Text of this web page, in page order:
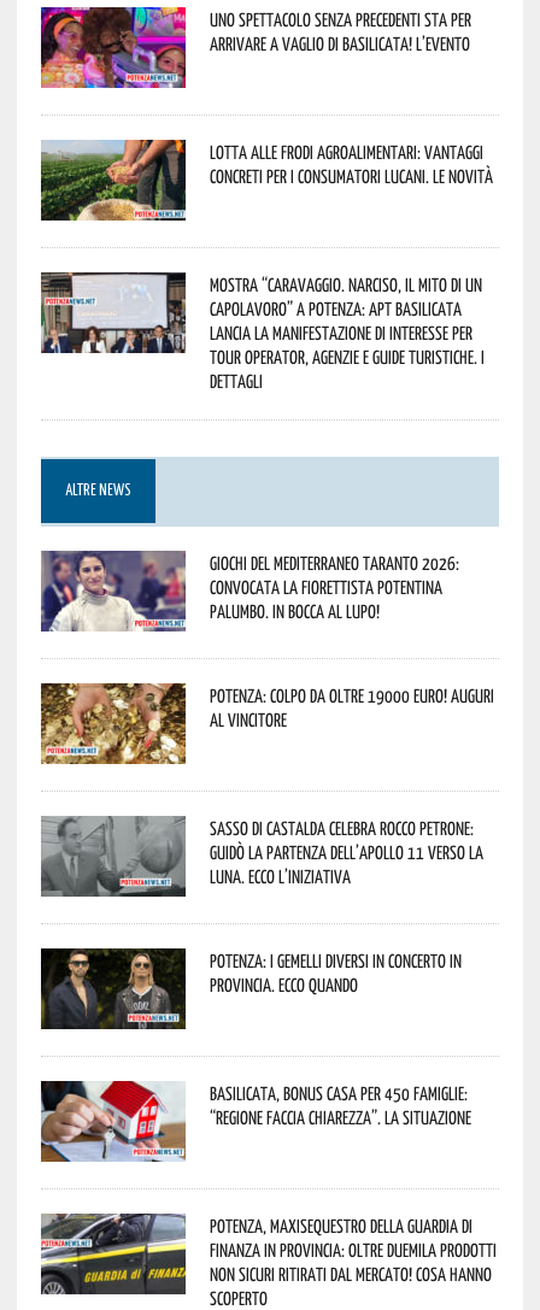
Uno spettacolo senza precedenti sta per
arrivare a Vaglio di Basilicata! L’evento
Lotta alle frodi agroalimentari: vantaggi
concreti per i consumatori lucani. Le novità
Mostra “Caravaggio. Narciso, il mito di un
capolavoro” a Potenza: APT Basilicata
lancia la manifestazione di interesse per
Tour Operator, Agenzie e Guide Turistiche. I
dettagli
ALTRE NEWS
Giochi del Mediterraneo Taranto 2026:
convocata la fiorettista potentina
Palumbo. In bocca al lupo!
Potenza: colpo da oltre 19000 Euro! Auguri
al vincitore
Sasso di Castalda celebra Rocco Petrone:
guidò la partenza dell’Apollo 11 verso la
Luna. Ecco l’iniziativa
Potenza: i Gemelli DiVersi in concerto in
provincia. Ecco quando
Basilicata, Bonus casa per 450 famiglie:
“Regione faccia chiarezza”. La situazione
Potenza, maxisequestro della Guardia di
Finanza in provincia: oltre duemila prodotti
non sicuri ritirati dal mercato! Cosa hanno
scoperto